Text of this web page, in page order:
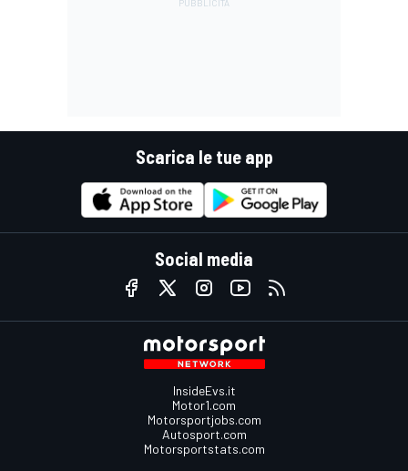
Scarica le tue app
Social media
InsideEvs.it
Motor1.com
Motorsportjobs.com
Autosport.com
Motorsportstats.com